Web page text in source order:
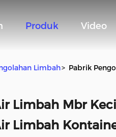
Produk Video
Limbah> Pabrik
Limbah Mbr
Limbah